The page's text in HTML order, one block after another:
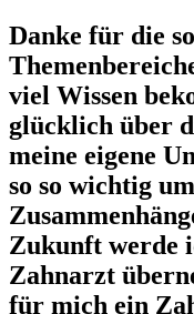
Danke für die
viel Wissen
glücklich über
meine eigene
so so wichtig
Zukunft werde
Zahnarzt
für mich ein